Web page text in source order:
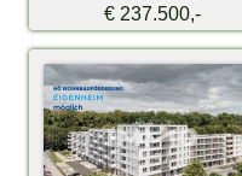
€ 237.500,-